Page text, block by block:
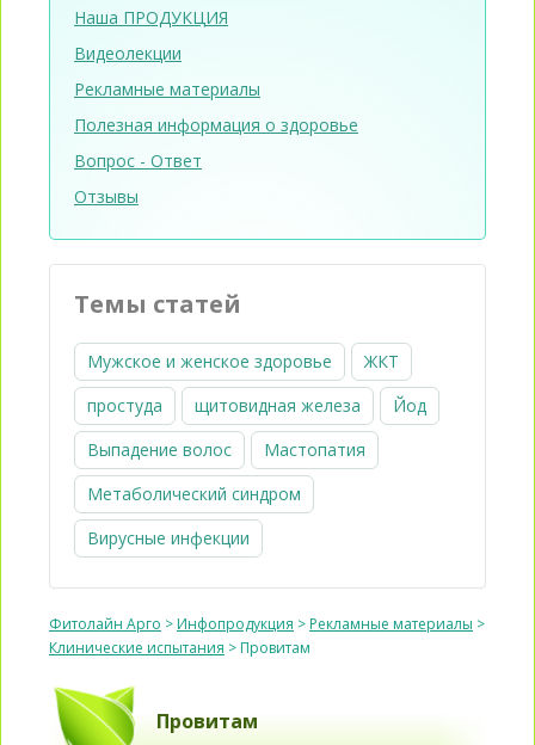
Фитолайн Арго > Инфопродукция > Рекламные материалы >
Клинические испытания > Провитам
Провитам
Наша ПРОДУКЦИЯ
Видеолекции
Рекламные материалы
Полезная информация о здоровье
Вопрос - Ответ
Отзывы
Темы статей
Мужское и женское здоровье
ЖКТ
простуда
щитовидная железа
Йод
Выпадение волос
Мастопатия
Метаболический синдром
Вирусные инфекции